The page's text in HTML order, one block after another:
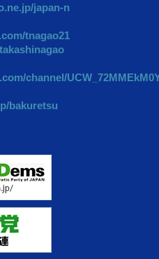
japan-n
tnagao21
channel/
bakuretsu